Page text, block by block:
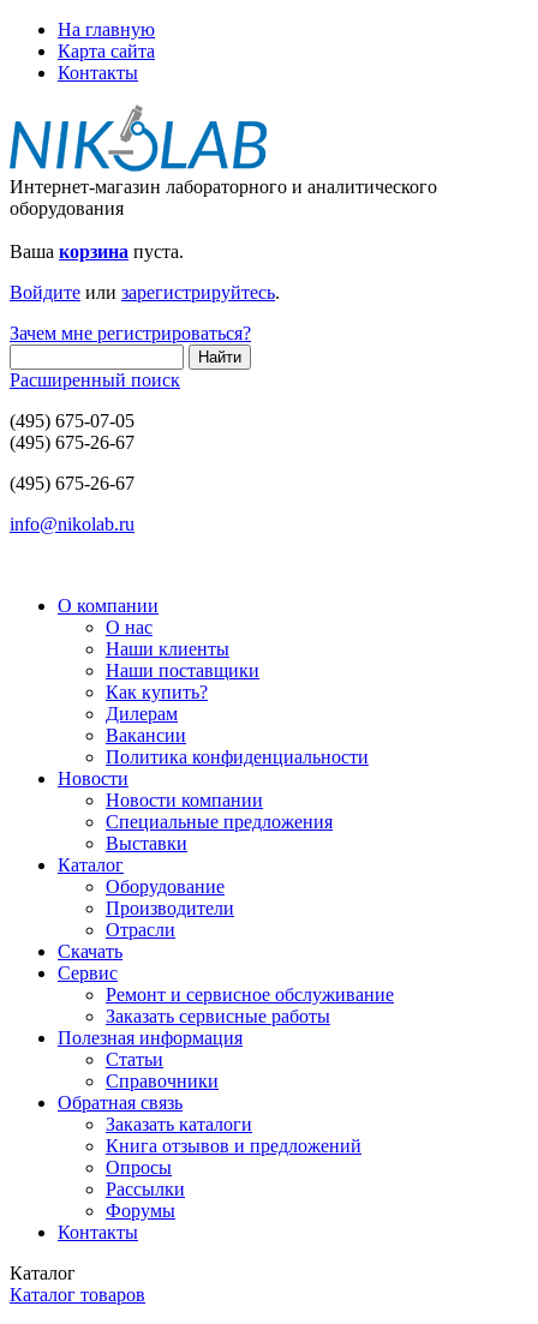
На главную
Карта сайта
Контакты
Интернет-магазин лабораторного и аналитического
оборудования
Ваша корзина пуста.
Войдите или зарегистрируйтесь.
Зачем мне регистрироваться?
Расширенный поиск
(495) 675-07-05
(495) 675-26-67
(495) 675-26-67
info@nikolab.ru
О компании
О нас
Наши клиенты
Наши поставщики
Как купить?
Дилерам
Вакансии
Политика конфиденциальности
Новости
Новости компании
Специальные предложения
Выставки
Каталог
Оборудование
Производители
Отрасли
Скачать
Сервис
Ремонт и сервисное обслуживание
Заказать сервисные работы
Полезная информация
Статьи
Справочники
Обратная связь
Заказать каталоги
Книга отзывов и предложений
Опросы
Рассылки
Форумы
Контакты
Каталог
Каталог товаров